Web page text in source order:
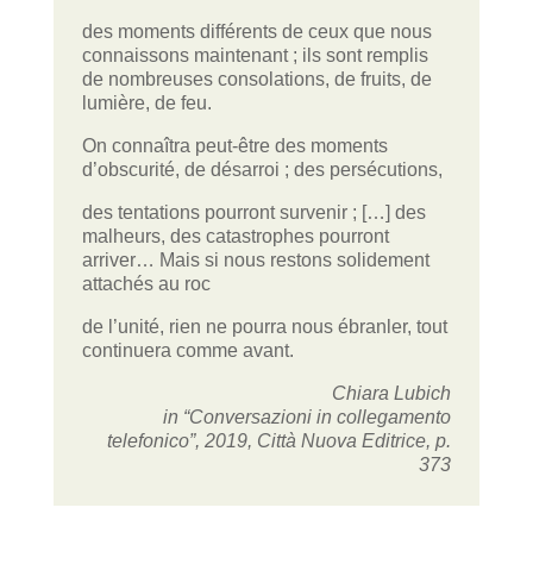
des moments différents de ceux que nous
connaissons maintenant ; ils sont remplis
de nombreuses consolations, de fruits, de
lumière, de feu.
On connaîtra peut-être des moments
d’obscurité, de désarroi ; des persécutions,
des tentations pourront survenir ; […] des
malheurs, des catastrophes pourront
arriver… Mais si nous restons solidement
attachés au roc
de l’unité, rien ne pourra nous ébranler, tout
continuera comme avant.
Chiara Lubich
in “Conversazioni in collegamento
telefonico”, 2019, Città Nuova Editrice, p.
373